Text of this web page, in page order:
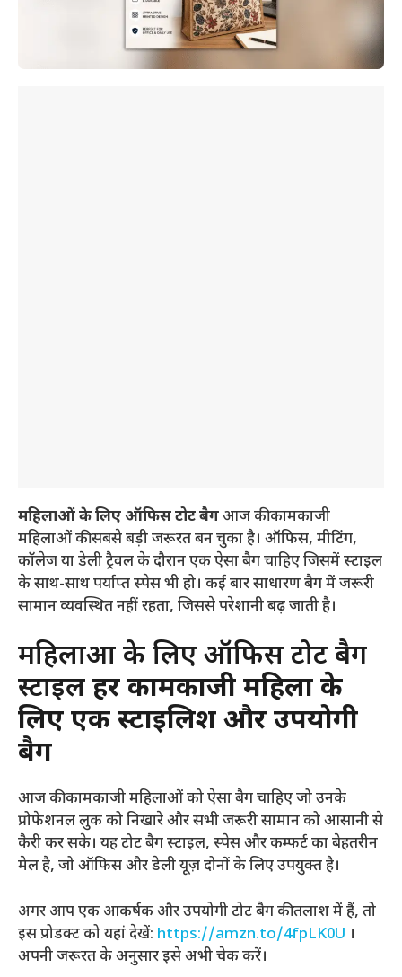
महिलाओं के लिए ऑफिस टोट बैगआज की कामकाजी
महिलाओं की सबसे बड़ी जरूरत बन चुका है। ऑफिस, मीटिंग,
कॉलेज या डेली ट्रैवल के दौरान एक ऐसा बैग चाहिए जिसमें स्टाइल
के साथ-साथ पर्याप्त स्पेस भी हो। कई बार साधारण बैग में जरूरी
सामान व्यवस्थित नहीं रहता, जिससे परेशानी बढ़ जाती है।
महिलाओं के लिए ऑफिस टोट बैग
स्टाइल हर कामकाजी महिला के
लिए एक स्टाइलिश और उपयोगी
बैग
आज की कामकाजी महिलाओं को ऐसा बैग चाहिए जो उनके
प्रोफेशनल लुक को निखारे और सभी जरूरी सामान को आसानी से
कैरी कर सके। यह टोट बैग स्टाइल, स्पेस और कम्फर्ट का बेहतरीन
मेल है, जो ऑफिस और डेली यूज़ दोनों के लिए उपयुक्त है।
अगर आप एक आकर्षक और उपयोगी टोट बैग की तलाश में हैं, तो
इस प्रोडक्ट को यहां देखें: https://amzn.to/4fpLK0U ।
अपनी जरूरत के अनुसार इसे अभी चेक करें।